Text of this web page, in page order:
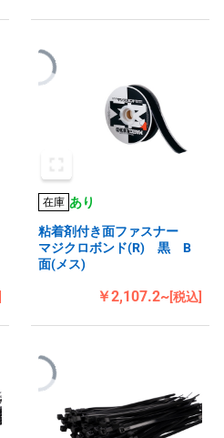
在庫 あり
粘着剤付き面ファスナー
マジクロボンド(R) 黒 B
面(メス)
￥2,107.2~[税込]